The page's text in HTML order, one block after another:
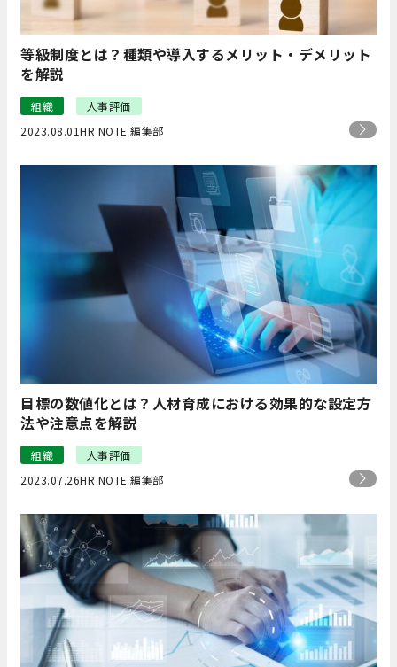
等級制度とは？種類や導入するメリット・デメリット
を解説
組織
人事評価
2023.08.01HR NOTE 編集部
目標の数値化とは？人材育成における効果的な設定方
法や注意点を解説
組織
人事評価
2023.07.26HR NOTE 編集部